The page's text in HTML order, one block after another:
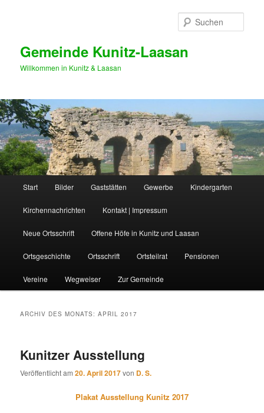
Gemeinde Kunitz-Laasan
Willkommen in Kunitz & Laasan
Start Bilder Gaststätten Gewerbe Kindergarten
Kirchennachrichten Kontakt | Impressum
Neue Ortsschrift Offene Höfe in Kunitz und Laasan
Ortsgeschichte Ortsschrift Ortsteilrat Pensionen
Vereine Wegweiser Zur Gemeinde
ARCHIV DES MONATS:APRIL 2017
Kunitzer Ausstellung
Veröffentlicht am20. April 2017von D. S.
Plakat Ausstellung Kunitz 2017